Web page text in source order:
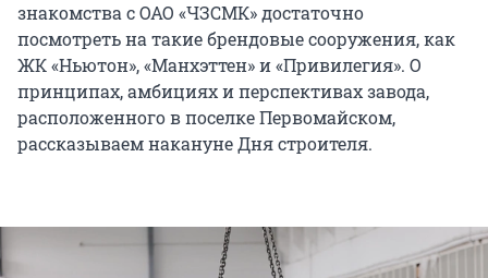
знакомства с ОАО «ЧЗСМК» достаточно
посмотреть на такие брендовые сооружения, как
ЖК «Ньютон», «Манхэттен» и «Привилегия». О
принципах, амбициях и перспективах завода,
расположенного в поселке Первомайском,
рассказываем накануне Дня строителя.